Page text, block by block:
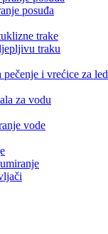
posuđa
trake
traku
i vrećice za led
za vodu
vode